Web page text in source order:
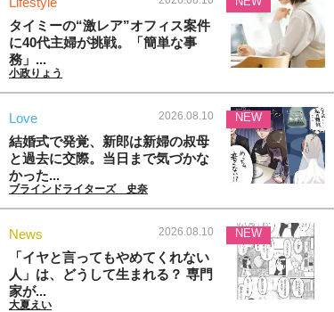
タイミーの“激レア”オフィス案件
に40代主婦が挑戦。「簡単な事
務」...
小政りょう
Love 2026.08.10
結婚式で発覚、新郎は新婦の叔母
と過去に交際。当日まで気づかな
かった...
ブラインドライターズ 史奈
NEW
News 2026.08.10
「イヤと言ってもやめてくれない
人」は、どうして生まれる？ 専門
家が...
大夏えい
NEW